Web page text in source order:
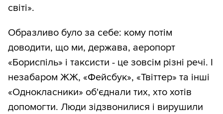
світі».
Образливо було за себе: кому потім
доводити, що ми, держава, аеропорт
«Бориспіль» і таксисти - це зовсім різні речі. І
незабаром ЖЖ, «Фейсбук», «Твіттер» та інші
«Однокласники» об'єднали тих, хто хотів
допомогти. Люди зідзвонилися і вирушили